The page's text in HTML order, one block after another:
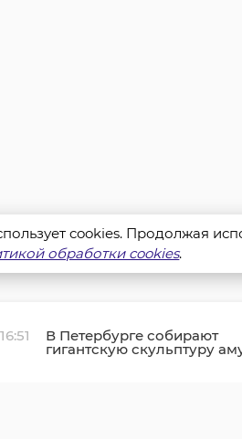
16:51 В Петербурге собирают
гигантскую скульптуру
cookies. Продолжая
обработки cookies.